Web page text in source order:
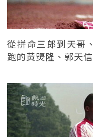
從拼命三郎到天哥
跑的黃煚隆、郭天